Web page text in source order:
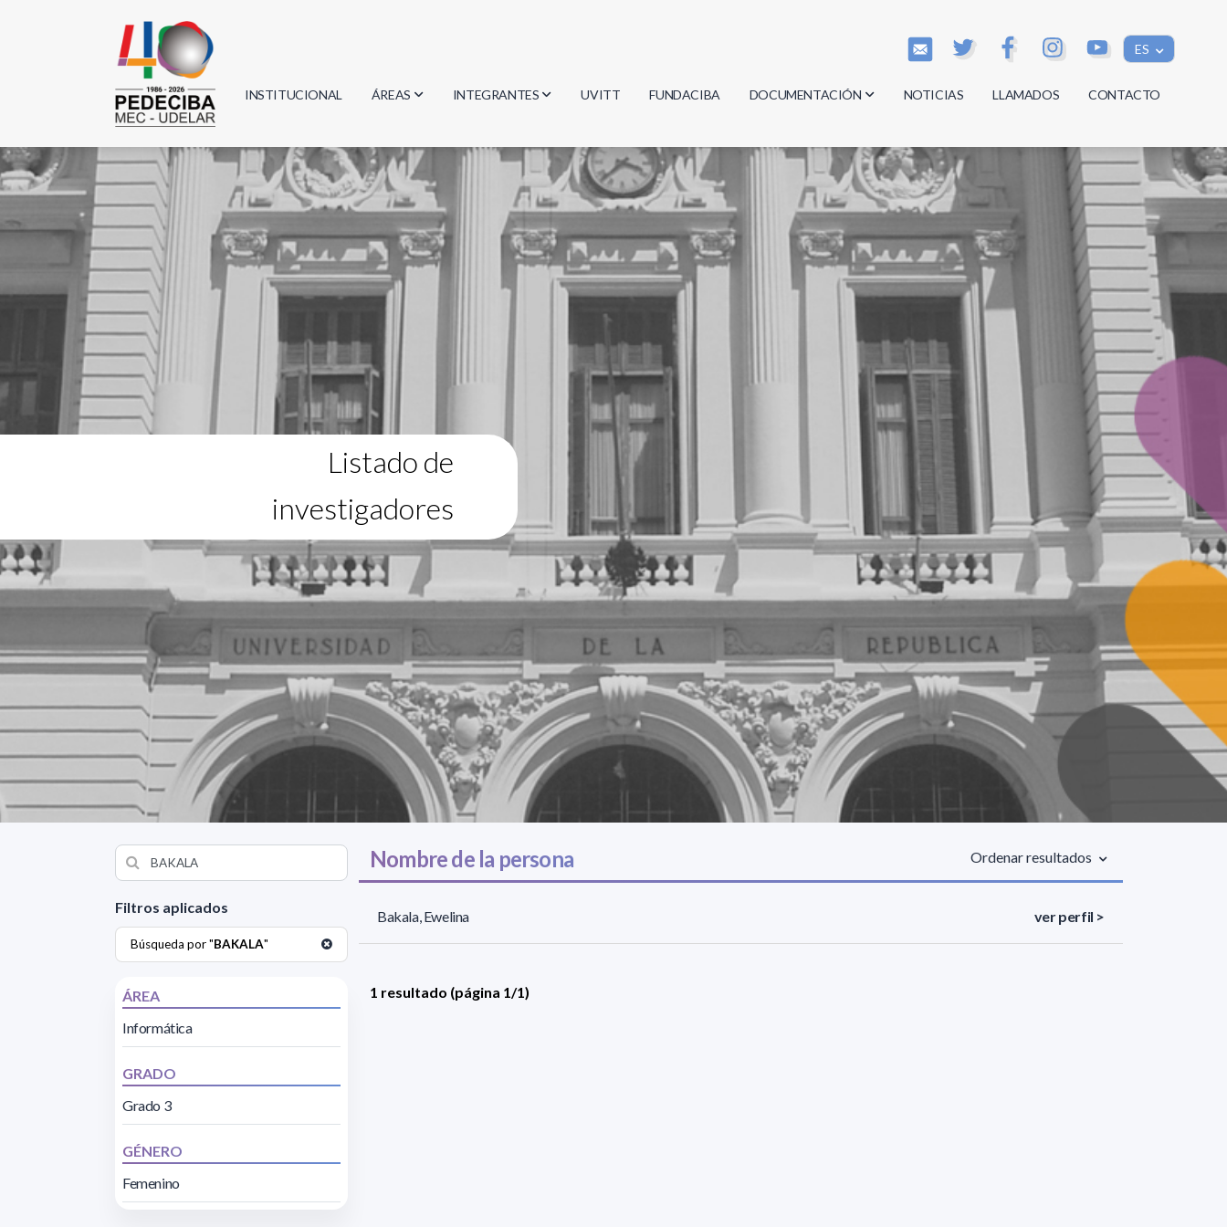
ES
INSTITUCIONAL ÁREAS
Biología
Física
Geociencias
Informática
Matemática
INTEGRANTES
Investigadores
Estudiantes
Egresados
UVITT FUNDACIBA DOCUMENTACIÓN
Actas
Reglamentos
Documentos
NOTICIAS LLAMADOS CONTACTO
Listado de
investigadores
Filtros aplicados
Búsqueda por "BAKALA"
ÁREA
Informática
GRADO
Grado 3
GÉNERO
Femenino
Nombre de la persona Ordenar resultados
Bakala, Ewelina ver perfil >
1 resultado (página 1/1)